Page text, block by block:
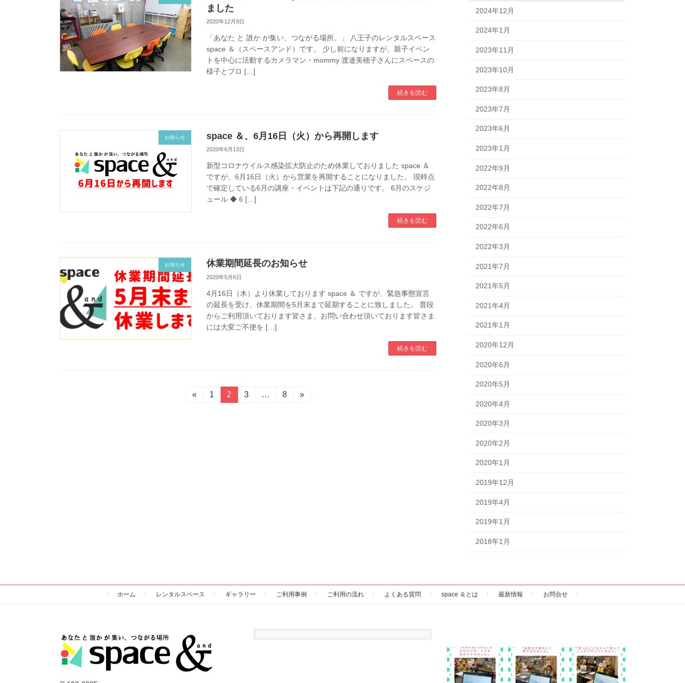
ました
2020年12月9日
「あなた と 誰か が集い、つながる場所。」 八王子のレンタルスペース
space ＆（スペースアンド）です。 少し前になりますが、親子イベン
トを中心に活動するカメラマン・mommy 渡邉美穂子さんにスペースの
様子とプロ […]
続きを読む
お知らせ space ＆、6月16日（火）から再開します
2020年6月13日
新型コロナウイルス感染拡大防止のため休業しておりました space ＆
ですが、6月16日（火）から営業を再開することになりました。 現時点
で確定している6月の講座・イベントは下記の通りです。 6月のスケジ
ュール ◆ 6 […]
続きを読む
お知らせ 休業期間延長のお知らせ
2020年5月6日
4月16日（木）より休業しております space ＆ ですが、緊急事態宣言
の延長を受け、休業期間を5月末まで延期することに致しました。 普段
からご利用頂いております皆さま、お問い合わせ頂いております皆さま
には大変ご不便を […]
続きを読む
«
固
1
固
定
2
固
3 …
固
8 »
2024年12月
2024年1月
2023年11月
2023年10月
2023年8月
2023年7月
2023年6月
2023年1月
2022年9月
2022年8月
2022年7月
2022年6月
2022年3月
2021年7月
2021年5月
2021年4月
2021年1月
2020年12月
2020年6月
2020年5月
2020年4月
2020年3月
2020年2月
2020年1月
2019年12月
2019年4月
2019年1月
2018年1月
ホーム レンタルスペース ギャラリー ご利用事例 ご利用の流れ よくある質問 space ＆とは 最新情報 お問合せ